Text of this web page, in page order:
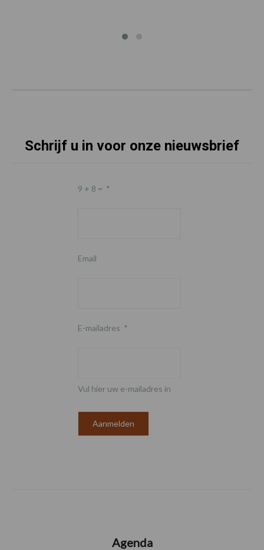
Schrijf u in voor onze nieuwsbrief
9 + 8 = *
Email
E-mailadres *
Vul hier uw e-mailadres in
Agenda